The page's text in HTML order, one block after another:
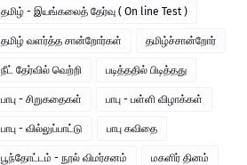
தமிழ் - இயங்கலைத் தேர்வு ( On line Test )
தமிழ் வளர்த்த சான்றோர்கள் தமிழ்ச்சான்றோர்
நீட் தேர்வில் வெற்றி படித்ததில் பிடித்தது
பாபு - சிறுகதைகள் பாபு - பள்ளி விழாக்கள்
பாபு - வில்லுப்பாட்டு பாபு கவிதை
பூந்தோட்டம் - நூல் விமர்சனம் மகளிர் தினம்